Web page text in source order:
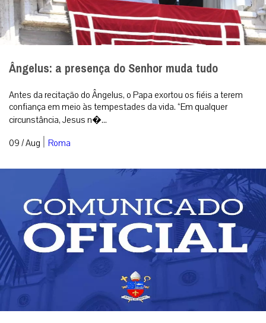
Ângelus: a presença do Senhor muda tudo
Antes da recitação do Ângelus, o Papa exortou os fiéis a terem
confiança em meio às tempestades da vida. “Em qualquer
circunstância, Jesus n�...
09 / Aug | Roma